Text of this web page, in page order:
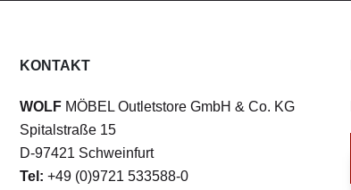
KONTAKT
WOLF MÖBEL Outletstore GmbH & Co. KG
Spitalstraße 15
D-97421 Schweinfurt
Tel: +49 (0)9721 533588-0